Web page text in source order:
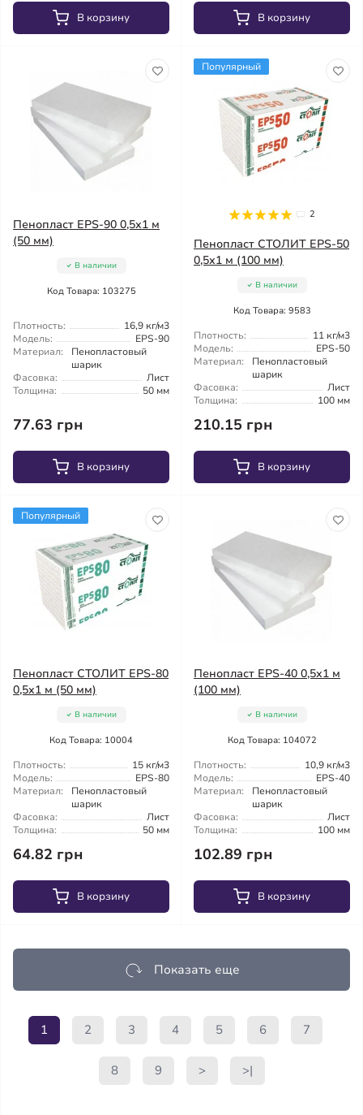
В корзину В корзину
Пенопласт EPS-90 0,5х1 м
(50 мм)
В наличии
Код Товара: 103275
Плотность:
16,9 кг/м3
Модель:
EPS-90
Материал:
Пенопластовый
шарик
Фасовка:
Лист
Толщина:
50 мм
77.63 грн
В корзину
Популярный
2
Пенопласт СТОЛИТ EPS-50
0,5х1 м (100 мм)
В наличии
Код Товара: 9583
Плотность:
11 кг/м3
Модель:
EPS-50
Материал:
Пенопластовый
шарик
Фасовка:
Лист
Толщина:
100 мм
210.15 грн
В корзину
Популярный
Пенопласт СТОЛИТ EPS-80
0,5х1 м (50 мм)
В наличии
Код Товара: 10004
Плотность:
15 кг/м3
Модель:
EPS-80
Материал:
Пенопластовый
шарик
Фасовка:
Лист
Толщина:
50 мм
64.82 грн
В корзину
Пенопласт EPS-40 0,5х1 м
(100 мм)
В наличии
Код Товара: 104072
Плотность:
10,9 кг/м3
Модель:
EPS-40
Материал:
Пенопластовый
шарик
Фасовка:
Лист
Толщина:
100 мм
102.89 грн
В корзину
Показать еще
1 2 3 4 5 6 7
8 9 > >|